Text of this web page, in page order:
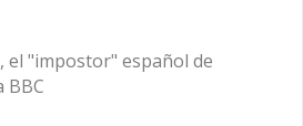
el "impostor" español de
BBC